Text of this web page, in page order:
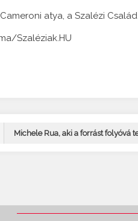
atya, a Szalézi
Szaléziak.HU
Michele Rua, aki a forrást folyóvá